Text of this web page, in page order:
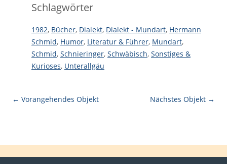
Schlagwörter
1982, Bücher, Dialekt, Dialekt - Mundart, Hermann
Schmid, Humor, Literatur & Führer, Mundart,
Schmid, Schnieringer, Schwäbisch, Sonstiges &
Kurioses, Unterallgäu
← Vorangehendes Objekt Nächstes Objekt →